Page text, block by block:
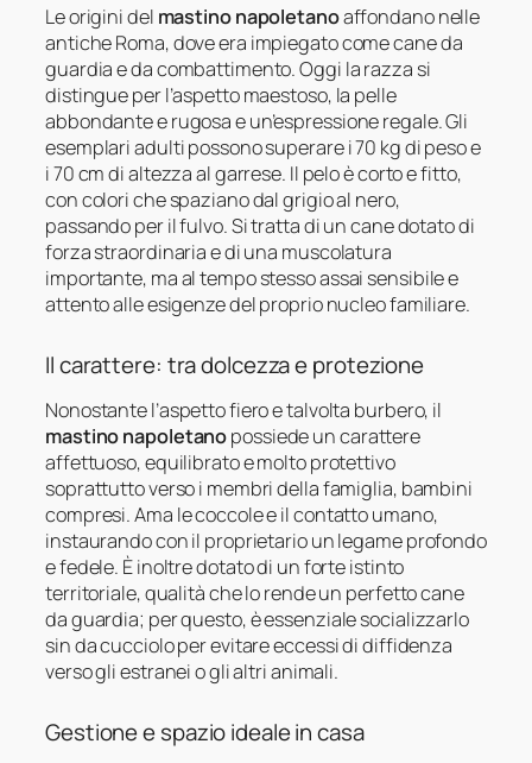
Le origini del mastino napoletanoaffondano nelle
antiche Roma, dove era impiegato come cane da
guardia e da combattimento. Oggi la razza si
distingue per l’aspetto maestoso, la pelle
abbondante e rugosa e un’espressione regale. Gli
esemplari adulti possono superare i 70 kg di peso e
i 70 cm di altezza al garrese. Il pelo è corto e fitto,
con colori che spaziano dal grigio al nero,
passando per il fulvo. Si tratta di un cane dotato di
forza straordinaria e di una muscolatura
importante, ma al tempo stesso assai sensibile e
attento alle esigenze del proprio nucleo familiare.
Il carattere: tra dolcezza e protezione
Nonostante l’aspetto fiero e talvolta burbero, il
mastino napoletanopossiede un carattere
affettuoso, equilibrato e molto protettivo
soprattutto verso i membri della famiglia, bambini
compresi. Ama le coccole e il contatto umano,
instaurando con il proprietario un legame profondo
e fedele. È inoltre dotato di un forte istinto
territoriale, qualità che lo rende un perfetto cane
da guardia; per questo, è essenziale socializzarlo
sin da cucciolo per evitare eccessi di diffidenza
verso gli estranei o gli altri animali.
Gestione e spazio ideale in casa